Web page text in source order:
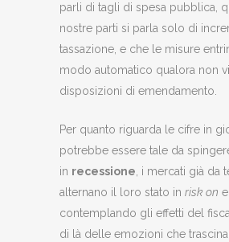
parli di tagli di spesa pubblica,
nostre parti si parla solo di
tassazione, e che le misure
modo automatico qualora non
disposizioni di emendamento.
Per quanto riguarda le cifre in
potrebbe essere tale da
in recessione, i mercati già da
alternano il loro stato in risk on e
contemplando gli effetti del
di là delle emozioni che